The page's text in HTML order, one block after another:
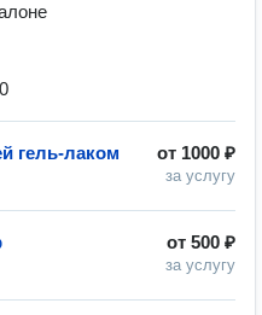
от 1000 ₽
за услугу
гель-лаком
от 500 ₽
за услугу